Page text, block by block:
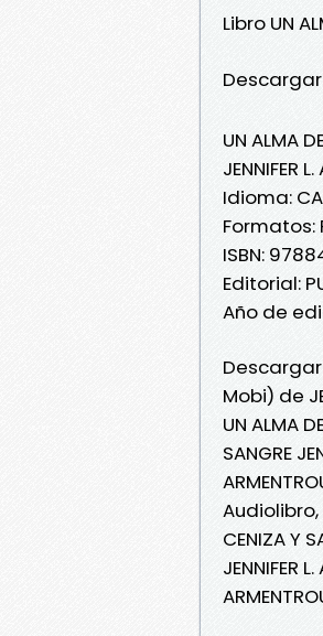
Libro UN
UN ALMA
JENNIFER
Idioma:
Formatos:
ISBN:
Editorial:
Año de
Descargar
Mobi) de
UN ALMA
SANGRE
Audiolibro,
CENIZA Y
JENNIFER